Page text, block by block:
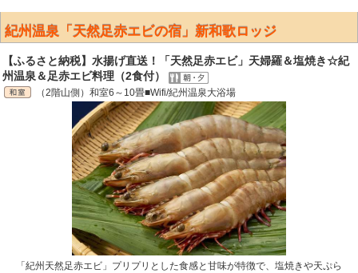
紀州温泉「天然足赤エビの宿」新和歌ロッジ
【ふるさと納税】水揚げ直送！「天然足赤エビ」天婦羅＆塩焼き☆紀
州温泉＆足赤エビ料理（2食付）
（2階山側）和室6～10畳■Wifi/紀州温泉大浴場
「紀州天然足赤エビ」プリプリとした食感と甘味が特徴で、塩焼きや天ぷら